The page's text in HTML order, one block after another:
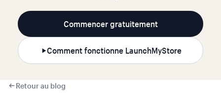
Commencer gratuitement
Comment fonctionne LaunchMyStore
Retour au blog